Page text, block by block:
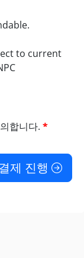
to current
합니다.*
결제 진행